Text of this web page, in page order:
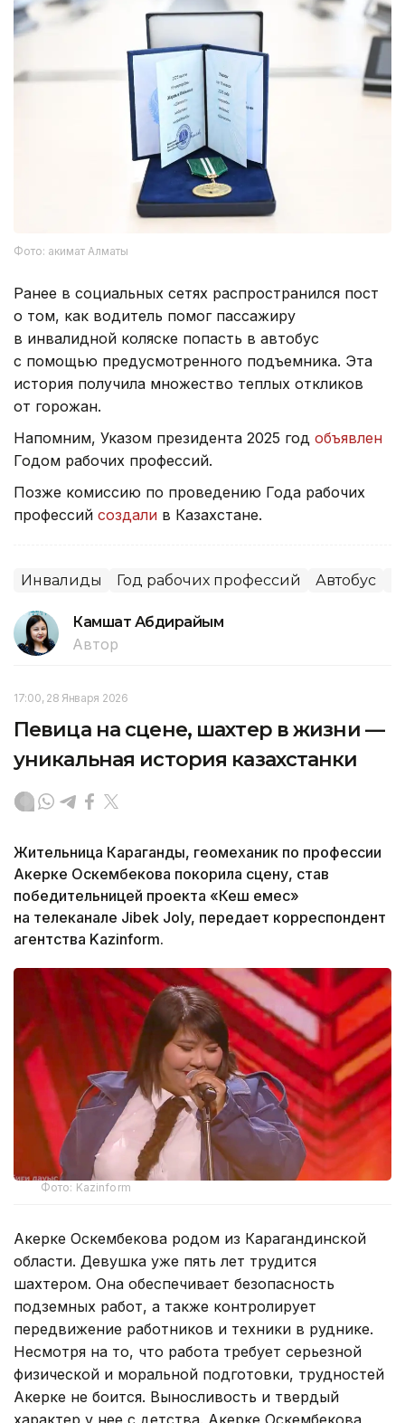
Фото: акимат Алматы
Ранее в социальных сетях распространился пост
о том, как водитель помог пассажиру
в инвалидной коляске попасть в автобус
с помощью предусмотренного подъемника. Эта
история получила множество теплых откликов
от горожан.
Напомним, Указом президента 2025 год объявлен
Годом рабочих профессий.
Позже комиссию по проведению Года рабочих
профессий создали в Казахстане.
Инвалиды Год рабочих профессий Автобус
Камшат Абдирайым
Автор
17:00, 28 Января 2026
Певица на сцене, шахтер в жизни —
уникальная история казахстанки
Жительница Караганды, геомеханик по профессии
Акерке Оскембекова покорила сцену, став
победительницей проекта «Кеш емес»
на телеканале Jibek Joly, передает корреспондент
агентства Kazinform.
Фото: Kazinform
Акерке Оскембекова родом из Карагандинской
области. Девушка уже пять лет трудится
шахтером. Она обеспечивает безопасность
подземных работ, а также контролирует
передвижение работников и техники в руднике.
Несмотря на то, что работа требует серьезной
физической и моральной подготовки, трудностей
Акерке не боится. Выносливость и твердый
характер у нее с детства. Акерке Оскембекова